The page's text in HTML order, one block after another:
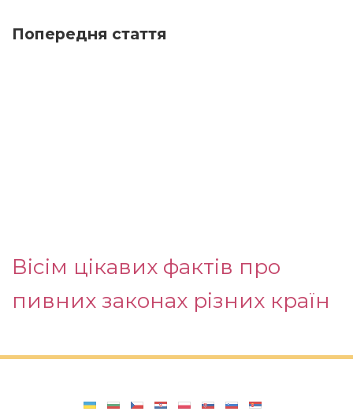
Попередня стаття
Вісім цікавих фактів про
пивних законах різних країн